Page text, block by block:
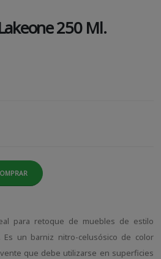
250 Ml.
para retoque de muebles de estilo
Es un barniz nitro-celusósico de color
que debe utilizarse en superficies